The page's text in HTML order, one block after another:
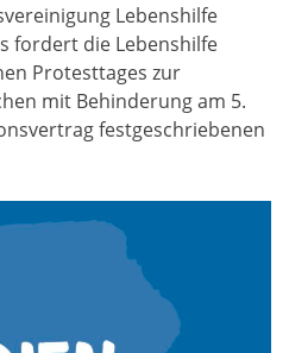
Lebenshilfe
fordert die Lebenshilfe
Protesttages zur
mit Behinderung am 5.
festgeschriebenen